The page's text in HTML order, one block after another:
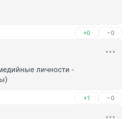
+0 –0
личности -
+1 –0